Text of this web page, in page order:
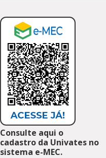
Consulte aqui o
cadastro da Univates no
sistema e-MEC.